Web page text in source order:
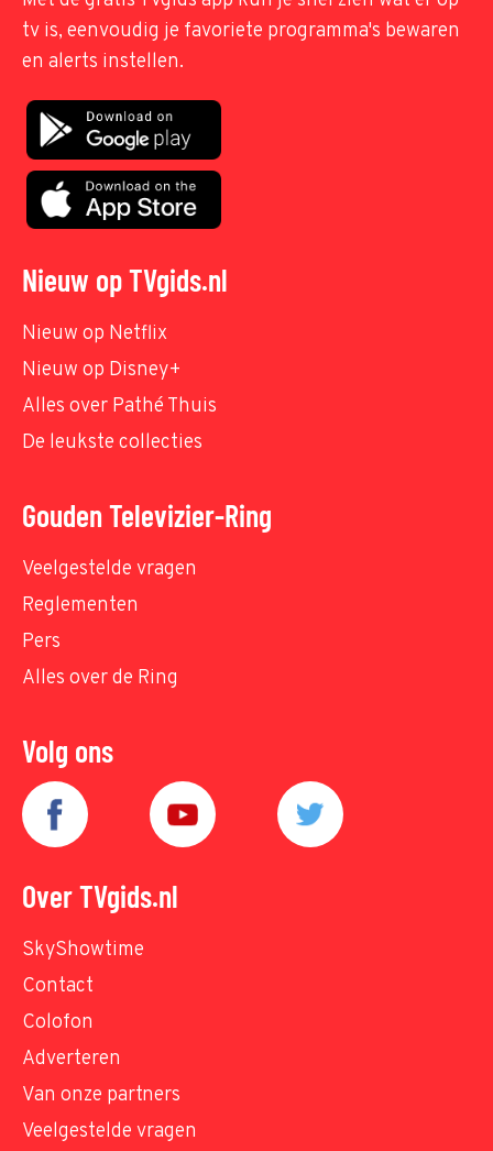
tv is, eenvoudig je favoriete programma's bewaren
en alerts instellen.
Nieuw op TVgids.nl
Nieuw op Netflix
Nieuw op Disney+
Alles over Pathé Thuis
De leukste collecties
Gouden Televizier-Ring
Veelgestelde vragen
Reglementen
Pers
Alles over de Ring
Volg ons
Over TVgids.nl
SkyShowtime
Contact
Colofon
Adverteren
Van onze partners
Veelgestelde vragen